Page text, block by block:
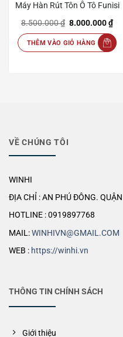
Máy Hàn Rút Tôn Ô Tô Funisi
8.500.000₫ Giá
là:
8.500.000 ₫.
8.000.000₫Giá
hiện
tại
là:
THÊM VÀO GIỎ HÀNG
VỀ CHÚNG TÔI
WINHI
ĐỊA CHỈ : AN PHÚ ĐÔNG.
HOTLINE : 0919897768
MAIL:WINHIVN@GMAIL.COM
WEB : https://winhi.vn
THÔNG TIN CHÍNH SÁCH
Giới thiệu